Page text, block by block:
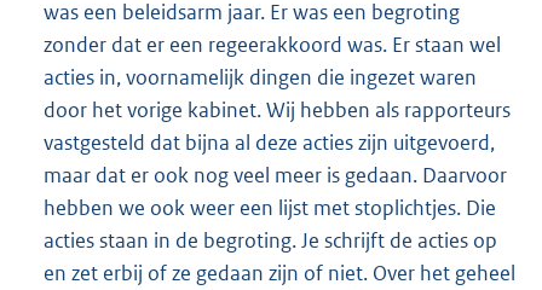
was een beleidsarm jaar. Er was een begroting
zonder dat er een regeerakkoord was. Er staan wel
acties in, voornamelijk dingen die ingezet waren
door het vorige kabinet. Wij hebben als rapporteurs
vastgesteld dat bijna al deze acties zijn uitgevoerd,
maar dat er ook nog veel meer is gedaan. Daarvoor
hebben we ook weer een lijst met stoplichtjes. Die
acties staan in de begroting. Je schrijft de acties op
en zet erbij of ze gedaan zijn of niet. Over het geheel